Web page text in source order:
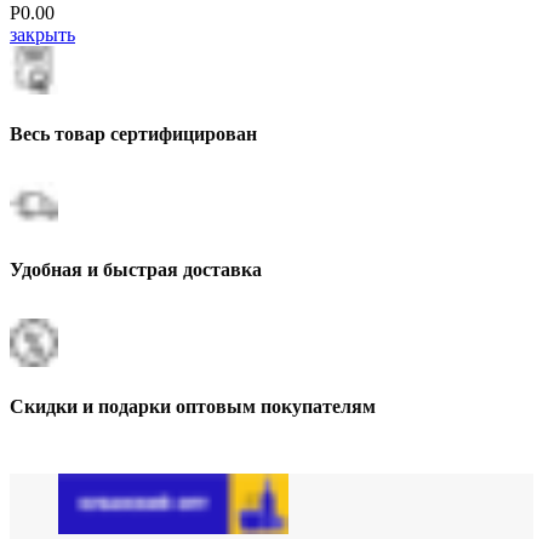
Р0.00
закрыть
Весь товар сертифицирован
Удобная и быстрая доставка
Скидки и подарки оптовым покупателям